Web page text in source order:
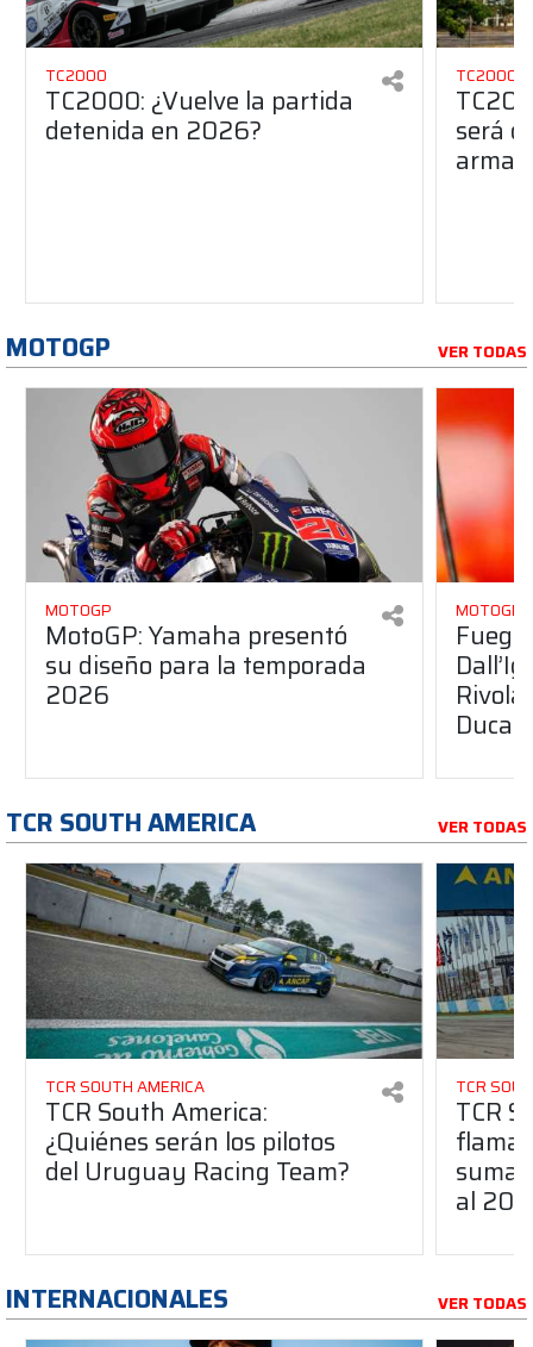
TC2000
TC2000: ¿Vuelve la partida
detenida en 2026?
TC2000
será
MOTOGP VER TODAS
MOTOGP
MotoGP: Yamaha presentó
su diseño para la temporada
2026
MOTOGP
Ducati
TCR SOUTH AMERICA VER TODAS
TCR SOUTH AMERICA
TCR South America:
¿Quiénes serán los pilotos
del Uruguay Racing Team?
TCR
TCR
suma
al
INTERNACIONALES VER TODAS